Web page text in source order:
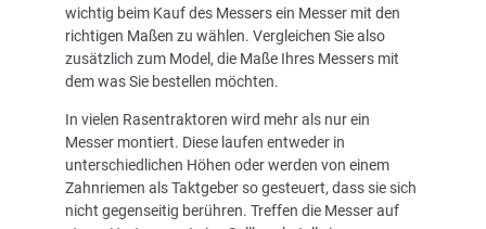
wichtig beim Kauf des Messers ein Messer mit den
richtigen Maßen zu wählen. Vergleichen Sie also
zusätzlich zum Model, die Maße Ihres Messers mit
dem was Sie bestellen möchten.
In vielen Rasentraktoren wird mehr als nur ein
Messer montiert. Diese laufen entweder in
unterschiedlichen Höhen oder werden von einem
Zahnriemen als Taktgeber so gesteuert, dass sie sich
nicht gegenseitig berühren. Treffen die Messer auf